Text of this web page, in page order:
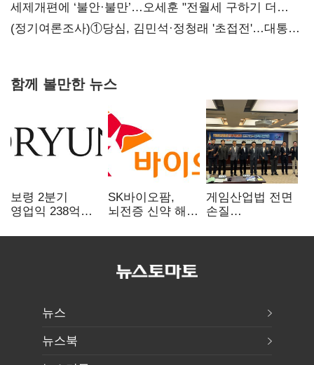
세제개편에 ‘불안·불만’…오세훈 "전월세 구하기 더
힘들어질 것"
(정기여론조사)①당심, 김민석·정청래 '초접전'…대통령
함께 볼만한 뉴스
보령 2분기
영업익 238억…
SK바이오팜,
뇌전증 신약 해외
차세대 신약 개발
게임산업법 전면
손질
규제 걷고
뉴스
뉴스북